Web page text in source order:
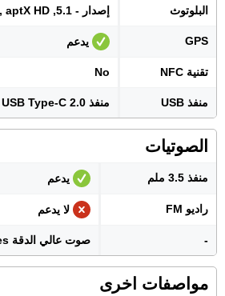
البلوتوث إصدار - 5.1, A2DP, LE, aptX HD
GPS يدعم
تقنية NFC No
منفذ USB منفذ USB Type-C 2.0
الصوتيات
منفذ 3.5 ملم يدعم
راديو FM لا يدعم
- صوت عالي الدقة Hi-Res
مواصفات اخرى